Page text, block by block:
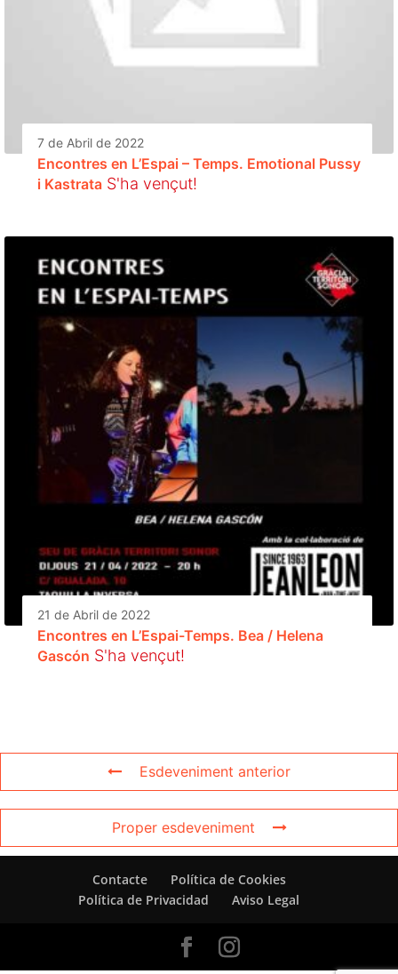
7 de Abril de 2022
Encontres en L’Espai – Temps. Emotional Pussy
i Kastrata S'ha vençut!
21 de Abril de 2022
Encontres en L’Espai-Temps. Bea / Helena
Gascón S'ha vençut!
Esdeveniment anterior
Proper esdeveniment
Contacte
Política de Cookies
Política de Privacidad
Aviso Legal